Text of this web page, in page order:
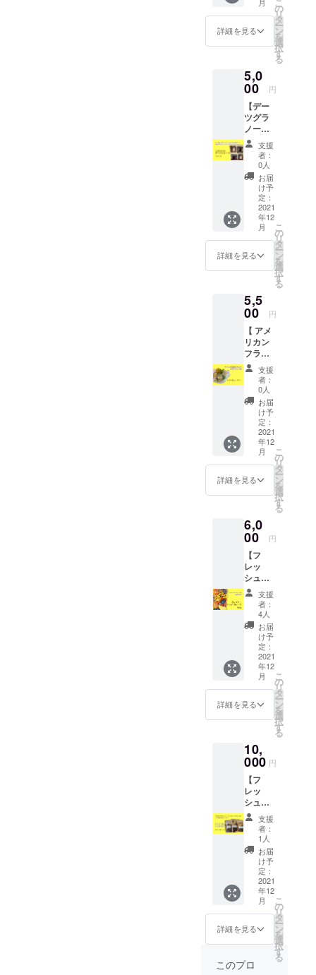
ト／プ
ルーン
（アメ
リカ
カル
ニア
産） ・
ぶどう
／白い
ちじく
（イラ
ン産）
・パイ
ナップ
ル／バ
ナナ／
ジャッ
クフ
ルーツ
（スリ
ランカ
産） ・
マヤカ
カオ
シコ
産） ・
ゴール
ドキウ
イ
（ニュ
ージー
ランド
産） ・
マン
ゴー
（アフ
リカ
産） ・
デーツ
（アメ
リカ
産
UAE
ラン
産）
ゴー、
く、キ
ウィ、
シュー
ナッ
ツ、ピ
スタチ
オ、く
るみ、
マカダ
ミア
ナッ
ツ、
アーモ
ンド ※
トッピ
ングの
ナッツ
ルーツ
は予告
更する
場合が
ござい
ます。
1.5g）
りで、
蔗糖0、
1.25
倍、カ
ロリー
控えめ
で安心
してお
使いい
ただけ
ます。
ＵＡＥ
(アラブ
首長国
連邦)よ
り、直
接輸入
りま
す。
長期間
保ちま
す。 賞
存食に
も最適
です。
ぶどう
やデー
ツやイ
チジク
は、古
代より
保存食
として
大切に
されて
きまし
た。 ぜ
食にも
どう
存料も
使って
いな
い、無
添加の
フレッ
シュド
ライフ
ルーツ
は お子
さまか
らご年
配の方
まで、
幅広い
方に喜
んで頂
す。 そ
のまま
オヤツ
に、小
さく
カット
して
ヨーグ
ルトや
シリア
ルと一
緒に、
ダイ
エット
中、妊
ん、産
後のマ
にもオ
ススメ
です。
●原材
料 ＊
内容は
変わる
場合が
ありま
す。写
真はイ
メージ
です。
・ぶど
う 3種
類
（スリ
ランカ
産） ・
マン
ゴー
トラッ
ピング
付き* ・
道、沖
縄、離
島の方
への発
送はギ
フト
ラッピ
ング無
しとな
りま
す。ご
了承く
ださ
い。 ●
原材
料 ・
エリコ
より、
直輸入
のデー
ツ。 死
海の
畔、エ
リコの
農場で
丹精込
めて作
られ
た、気
品あふ
れる、
芳醇な
さの
デーツ
食べた
ら、も
う虜！
忘れら
れな
い、美
味の極
みをぜ
ひご賞
味くだ
さい。
限：お
届け
後、約
７ヶ
月 ●
内容 ・
ムクナ
コー
ヒー
64g
（8g×8
パッ
ク） ・
感謝の
お手紙
●原材
料 ・
ムクナ
豆（九
州産）
ムクナ
豆を焙
まし
た。ノ
ンカ
フェイ
ンなの
で安心
です♪
ドリッ
プコー
ヒーと
同じ要
領でお
飲みい
ただけ
ます。
ジャッ
クと豆
たムク
ナ豆に
は様々
な栄養
素がバ
ランス
よく含
まれて
いま
す。 そ
の中で
も元
気、活
力の源
とも言
いる天
然成分
パ〟を
豊富に
含んで
いるこ
とが近
年注目
されて
いま
す。 ・
体質や
体調に
よって
お体に
合わな
い場合
利用を
お止め
い。 ・
詳細を見る
の
リ
タ
ー
ン
を
選
択
す
る
5,0
00 円
【デー
ツグラ
ノーラ
135g
４種類
セット
】送
料・消
費税込
届け予
定12月
下
旬 ・
賞味期
限：お
後、約
6ヶ月
・レ
ター
パック
でお届
けしま
セット
内容 ・
デーツ
グラ
ノーラ
４種類
セッ
ト
135g ×
■デーツ
グラ
ノーラ
オーガ
ニック
オート
ミール
に、
たっぷ
りの
デーツ&
無添加
ドライ
フルー
ツを入
れた身
体に優
す。プ
レーン
orチョ
コ、
ナッツ
orドラ
イフ
ルーツ
の組み
合わせ
の違う
４種類
を、１
袋ずつ
のセッ
届けい
たしま
麦粉、
支援
者：
0人
お届
け予
定：
2021
年12
月
詳細を見る
こ
の
リ
タ
ー
ン
を
選
択
す
る
5,5
00 円
【 アメ
リカン
フラ
ワー 】
消費税
込・送
料込
＊ 一部
地域を
除く 透
き通っ
た美し
い花束
は、プ
レゼン
トとし
気で
す。 ・
お届け
予定12
月下旬
●セット
内容 ・
アメリ
カンフ
ラ
ワー
１個 ・
感謝の
お手紙
アメリ
カンフ
ラワー
「usagi
335」で
す。 ワ
イヤー
で形作
りをし
て、
ディッ
プ液で
カラー
リング
してお
りま
す。 1
本1本心
を込め
て製作
きまし
支援
者：
0人
お届
け予
定：
2021
年12
月
詳細を見る
こ
の
リ
タ
ー
ン
を
選
択
す
る
6,0
00 円
【フ
レッ
シュド
ライフ
ルーツ
の詰め
合わせ
500g 】
送料・
消費税
込み ・
お届け
予定12
月下
旬 ・
賞味期
届け
後、約
10ヶ月
●セット
内容 ・
フレッ
シュド
ライフ
ルーツ
詰め合
わせ
500g
オリジ
ナルギ
フト
ボック
スでの
・感謝
支援
者：
4人
お届
け予
定：
2021
年12
月
詳細を見る
こ
の
リ
タ
ー
ン
を
選
択
す
る
10,
000 円
【フ
レッ
シュド
ライフ
ルーツ
100g ×
3袋を
3ヵ月間
お届け
】送
料・消
費税込
み ・お
届け予
定12月
下旬〜
月に１
度３
支援
者：
1人
お届
け予
定：
2021
年12
月
詳細を見る
こ
の
リ
タ
ー
ン
を
選
択
す
る
このプロ